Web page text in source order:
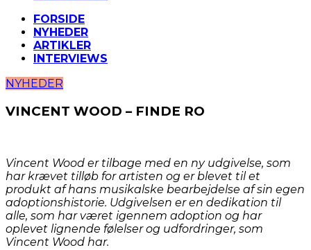
FORSIDE
NYHEDER
ARTIKLER
INTERVIEWS
NYHEDER
VINCENT WOOD – FINDE RO
Vincent Wood er tilbage med en ny udgivelse, som
har krævet tilløb for artisten og er blevet til et
produkt af hans musikalske bearbejdelse af sin egen
adoptionshistorie. Udgivelsen er en dedikation til
alle, som har været igennem adoption og har
oplevet lignende følelser og udfordringer, som
Vincent Wood har.